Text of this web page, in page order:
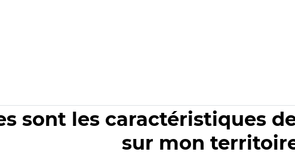
sont les caractéristiques
sur mon